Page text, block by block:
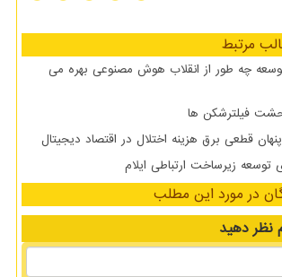
مرتبط
چه طور از انقلاب هوش مصنوعی بهره می
فیلترشکن ها
پنهان قطعی برق هزینه اختلال در اقتصاد دیجیتال
زیرساخت ارتباطی ایلام
در مورد این مطلب
نظر دهید